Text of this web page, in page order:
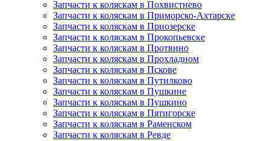
Запчасти к коляскам в Похвистнево
Запчасти к коляскам в Приморско-Ахтарске
Запчасти к коляскам в Приозерске
Запчасти к коляскам в Прокопьевске
Запчасти к коляскам в Протвино
Запчасти к коляскам в Прохладном
Запчасти к коляскам в Пскове
Запчасти к коляскам в Путилково
Запчасти к коляскам в Пушкине
Запчасти к коляскам в Пушкино
Запчасти к коляскам в Пятигорске
Запчасти к коляскам в Раменском
Запчасти к коляскам в Ревде